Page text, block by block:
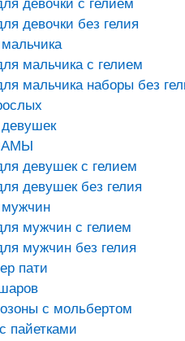
девочки с гелием
девочки без гелия
мальчика с гелием
мальчика наборы без
девушек с гелием
девушек без гелия
мужчин с гелием
мужчин без гелия
пати
с мольбертом
пайетками